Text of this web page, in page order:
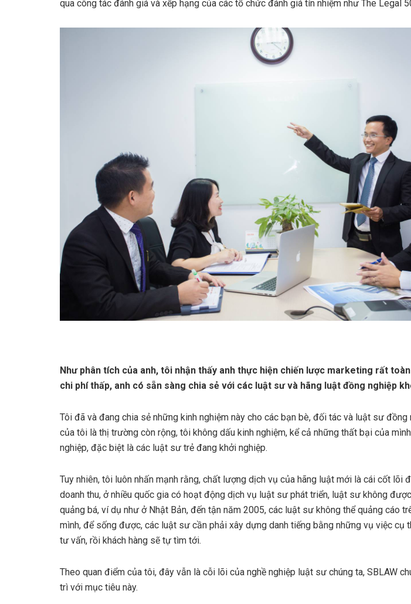
qua công tác đánh giá và xếp hạng của các tổ chức đánh giá tín nhiệm như The Legal
Như phân tích của anh, tôi nhận thấy anh thực hiện chiến lược marketing rất
chi phí thấp, anh có sẵn sàng chia sẻ với các luật sư và hãng luật đồng nghiệp
Tôi đã và đang chia sẻ những kinh nghiệm này cho các bạn bè, đối tác và luật sư đồng
của tôi là thị trường còn rộng, tôi không dấu kinh nghiệm, kể cả những thất bại của
nghiệp, đặc biệt là các luật sư trẻ đang khởi nghiệp.
Tuy nhiên, tôi luôn nhấn mạnh rằng, chất lượng dịch vụ của hãng luật mới là cái cốt lõi
doanh thu, ở nhiều quốc gia có hoạt động dịch vụ luật sư phát triển, luật sư không
quảng bá, ví dụ như ở Nhật Bản, đến tận năm 2005, các luật sư không thể quảng cáo
mình, để sống được, các luật sư cần phải xây dựng danh tiếng bằng những vụ việc cụ
tư vấn, rồi khách hàng sẽ tự tìm tới.
Theo quan điểm của tôi, đây vẫn là cỗi lõi của nghề nghiệp luật sư chúng ta, SBLAW
trì với mục tiêu này.